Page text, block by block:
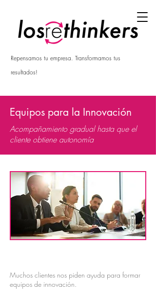
Repensamos tu empresa. Transformamos tus
resultados!
Equipos para la Innovación
Acompañamiento gradual hasta que el
cliente obtiene autonomía
Muchos clientes nos piden ayuda para formar
equipos de innovación.